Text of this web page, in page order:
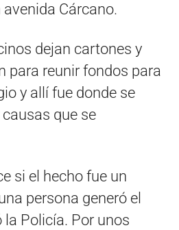
avenida Cárcano.
dejan cartones y
para reunir fondos para
y allí fue donde se
que se
si el hecho fue un
persona generó el
Policía. Por unos